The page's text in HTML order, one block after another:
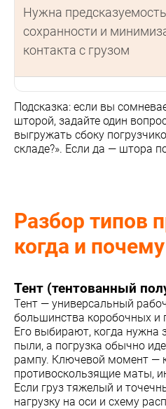
Нужна
сохранности и
контакта с грузом
Подсказка: если вы
шторой, задайте один
выгружать сбоку
складе?». Если да — штора
Разбор типов
когда и почему
Тент (тентованный
Тент — универсальный
большинства коробочных и
Его выбирают, когда нужна
пыли, а погрузка обычно
рампу. Ключевой момент —
противоскользящие маты,
Если груз тяжелый и
нагрузку на оси и схему